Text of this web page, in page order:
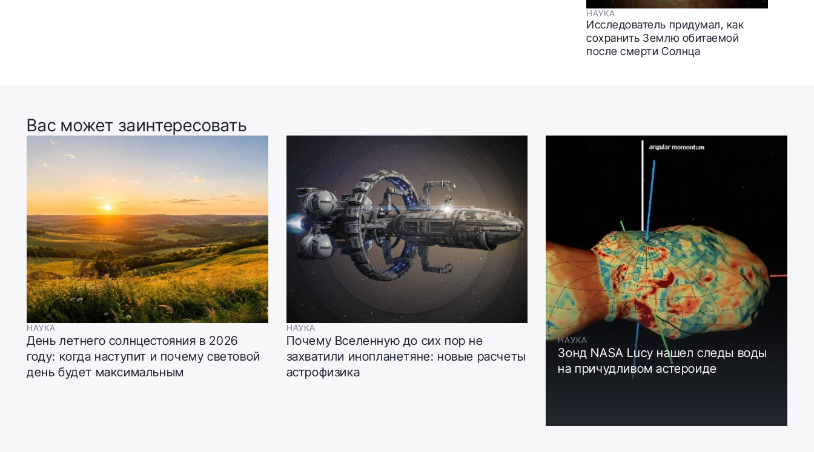
НАУКА
Исследователь придумал, как
сохранить Землю обитаемой
после смерти Солнца
Вас может заинтересовать
НАУКА
День летнего солнцестояния в 2026
году: когда наступит и почему световой
день будет максимальным
НАУКА
Почему Вселенную до сих пор не
захватили инопланетяне: новые расчеты
астрофизика
НАУКА
Зонд NASA Lucy нашел следы воды
на причудливом астероиде